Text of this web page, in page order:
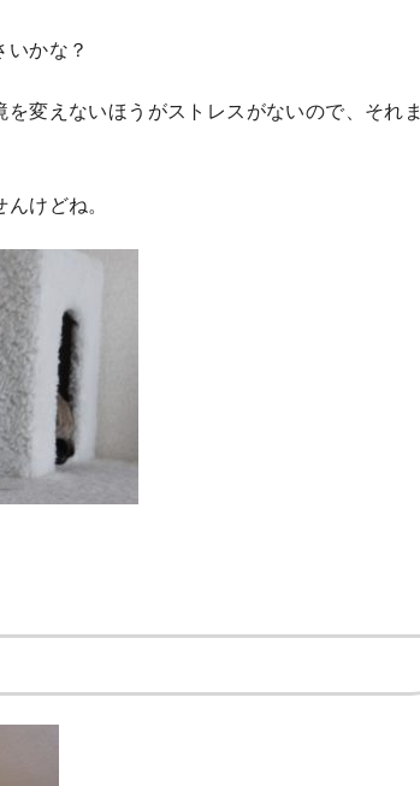
かな？
変えないほうがストレスがないので、それま
けどね。